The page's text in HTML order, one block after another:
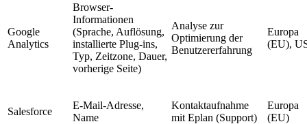
Google
Analytics
Browser-
Informationen
(Sprache, Auflösung,
installierte Plug-ins,
Typ, Zeitzone, Dauer,
vorherige Seite)
Analyse zur
Optimierung der
Benutzererfahrung
Europa
(EU),
Salesforce
E-Mail-Adresse,
Name
Kontaktaufnahme
mit Eplan (Support)
Europa
(EU)